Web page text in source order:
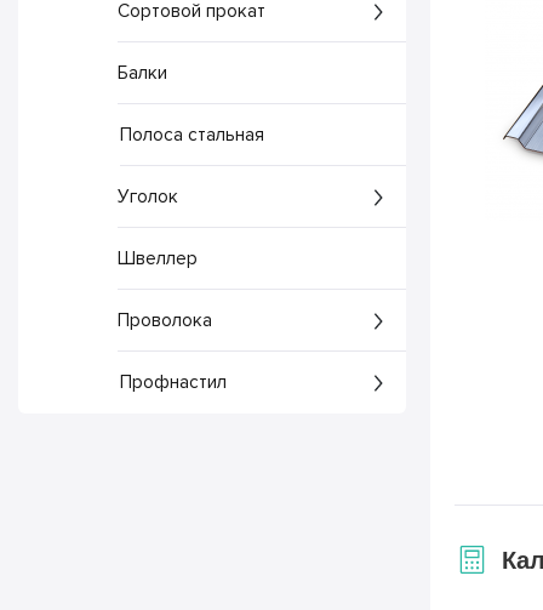
Сортовой прокат
Балки
Полоса стальная
Уголок
Швеллер
Проволока
Профнастил